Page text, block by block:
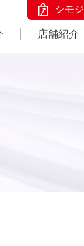
シモ
店舗紹介